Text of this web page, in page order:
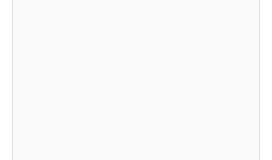
بنویسید…